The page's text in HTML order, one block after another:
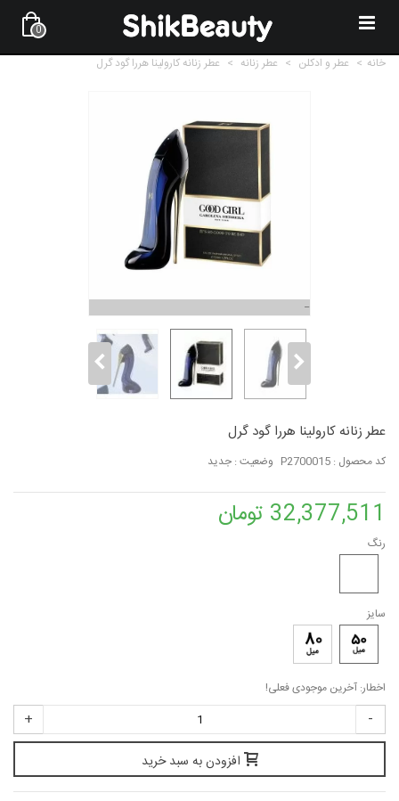
0
خانه > عطر و ادکلن > عطر زنانه > عطر زنانه کارولینا هررا گود گرل
عطر زنانه کارولینا هررا گود گرل
کد محصول : P2700015 وضعیت : جدید
32,377,511 تومان
رنگ
سایز
اخطار: آخرین موجودی فعلی!
-
+
افزودن به سبد خرید